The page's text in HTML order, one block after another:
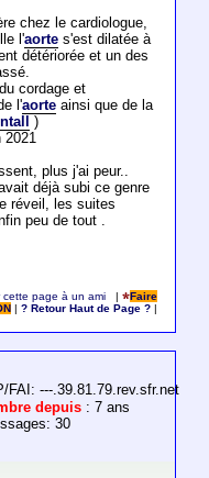
chez le cardiologue,
l'aortes'est dilatée à
détériorée et un des
cordage et
l'aorteainsi que de la
)
2021
plus j'ai peur..
déjà subi ce genre
réveil, les suites
peu de tout .
cette page à un ami |
Faire
|? Retour Haut de Page ?
FAI: ---.39.81.79.rev.sfr.net
depuis : 7 ans
30